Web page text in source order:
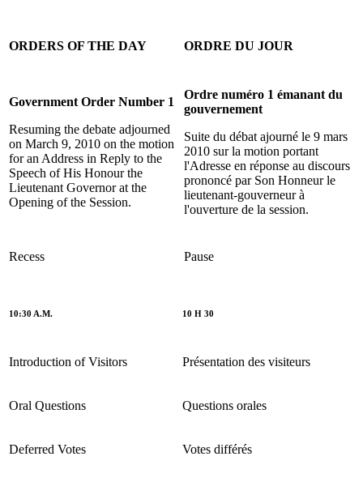
ORDERS OF THE DAY ORDRE DU JOUR
Government Order Number 1
Resuming the debate adjourned
on March 9, 2010 on the motion
for an Address in Reply to the
Speech of His Honour the
Lieutenant Governor at the
Opening of the Session.
Ordre numéro 1 émanant du
gouvernement
Suite du débat ajourné le 9 mars
2010 sur la motion portant
l'Adresse en réponse au discours
prononcé par Son Honneur le
lieutenant-gouverneur à
l'ouverture de la session.
Recess Pause
10:30 A.M. 10 H 30
Introduction of Visitors Présentation des visiteurs
Oral Questions Questions orales
Deferred Votes Votes différés